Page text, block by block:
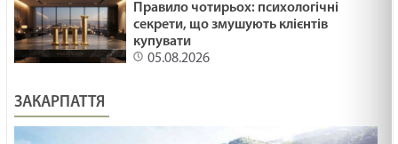
Правило чотирьох: психологічні
секрети, що змушують клієнтів
купувати
05.08.2026
ЗАКАРПАТТЯ